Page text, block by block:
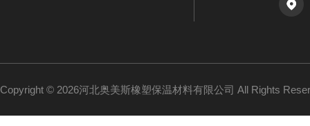
Copyright © 2026河北奥美斯橡塑保温材料有限公司 All Rights